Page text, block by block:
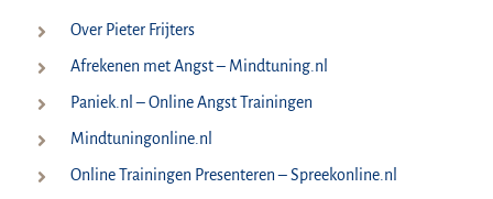
Over Pieter Frijters
Afrekenen met Angst – Mindtuning.nl
Paniek.nl – Online Angst Trainingen
Mindtuningonline.nl
Online Trainingen Presenteren – Spreekonline.nl